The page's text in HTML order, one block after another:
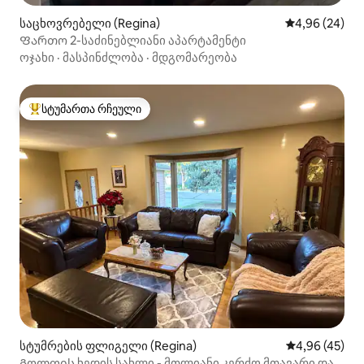
საცხოვრებელი (Regina) საშუალო
4,96 (24)
Ფართო 2-საძინებლიანი აპარტამენტი
ოჯახი · მასპინძლობა · მდგომარეობა
სტუმართა რჩეული მოწინავე ვარიანტი
სტუმართა რჩეული
სტუმრების ფლიგელი (Regina) საშუალო
4,96 (45)